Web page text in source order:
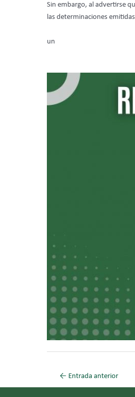
Sin embargo, al advertirse
las determinaciones
un
← Entrada anterior